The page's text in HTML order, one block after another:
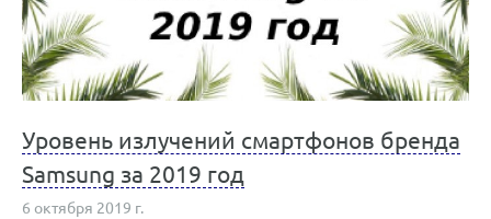
Уровень излучений смартфонов бренда
Samsung за 2019 год
6 октября 2019 г.